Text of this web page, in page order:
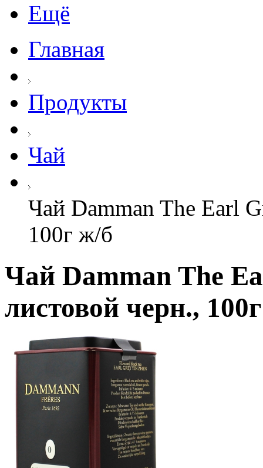
Ещё
Главная
Продукты
Чай
Чай Damman The Earl
100г ж/б
Чай Damman The
листовой черн.,